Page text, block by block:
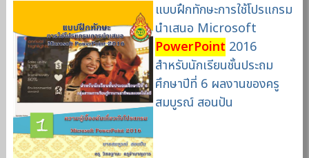
แบบฝึกทักษะการใช้โปรแกรม
นำเสนอ Microsoft
PowerPoint 2016
สำหรับนักเรียนชั้นประถม
ศึกษาปีที่ 6 ผลงานของครู
สมบูรณ์ สอนปัน